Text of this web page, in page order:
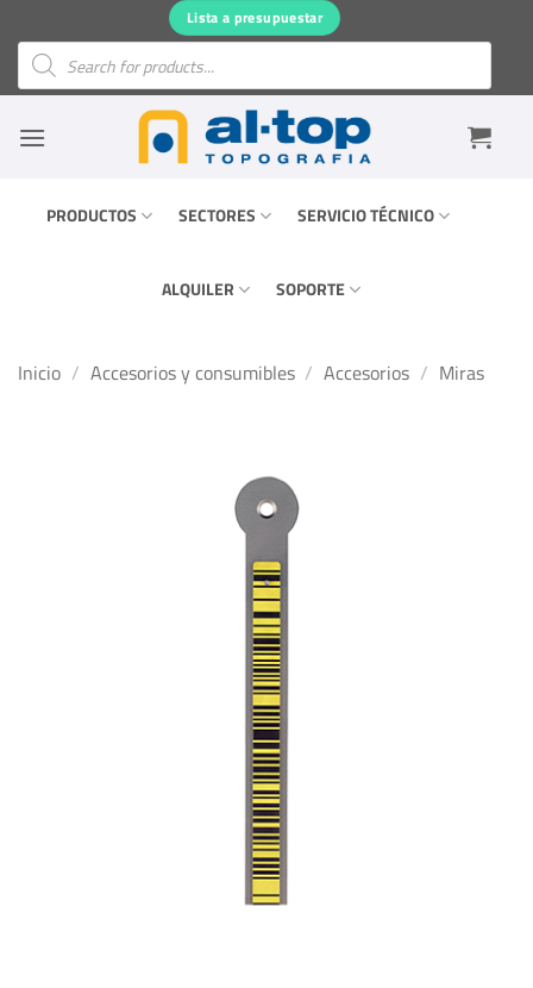
contenido
Lista a presupuestar
Búsqueda
productos
PRODUCTOS SECTORES SERVICIO TÉCNICO
ALQUILER SOPORTE
Inicio / Accesorios y consumibles / Accesorios / Miras